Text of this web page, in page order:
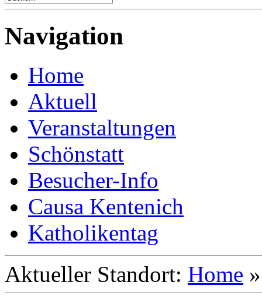
Navigation
Home
Aktuell
Veranstaltungen
Schönstatt
Besucher-Info
Causa Kentenich
Katholikentag
Aktueller Standort: Home